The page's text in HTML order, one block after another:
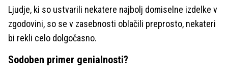
Ljudje, ki so ustvarili nekatere najbolj domiselne izdelke v
zgodovini, so se v zasebnosti oblačili preprosto, nekateri
bi rekli celo dolgočasno.
Sodoben primer genialnosti?